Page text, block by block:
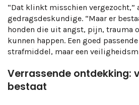
“Dat klinkt misschien vergezocht,”
gedragsdeskundige. “Maar er
honden die uit angst, pijn, trauma
kunnen happen. Een goed
strafmiddel, maar een
Verrassende ontdekking:
bestaat